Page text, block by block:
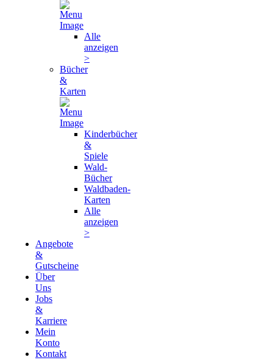
Alle
anzeigen
>
Bücher
&
Karten
Kinderbücher
&
Spiele
Wald-
Bücher
Waldbaden-
Karten
Alle
anzeigen
>
Angebote
&
Gutscheine
Über
Uns
Jobs
&
Karriere
Mein
Konto
Kontakt